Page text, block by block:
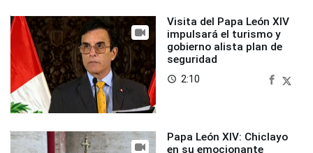
Visita del Papa León XIV
impulsará el turismo y
gobierno alista plan de
seguridad
access_time 2:10
Papa León XIV: Chiclayo
en su emocionante